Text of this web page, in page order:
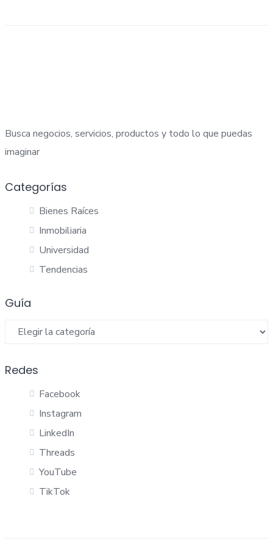
Busca negocios, servicios, productos y todo lo que puedas
imaginar
Categorías
Bienes Raíces
Inmobiliaria
Universidad
Tendencias
Guía
Guía
Redes
Facebook
Instagram
LinkedIn
Threads
YouTube
TikTok